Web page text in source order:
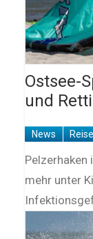
Ostsee-
und
News Reise
mehr unter